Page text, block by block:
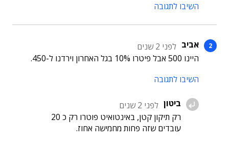
השיבו לתגובה
אביב לפני 2 שנים
היינו 500 אבל פיטרו 10% בגל האחרון וירדנו ל-450.
השיבו לתגובה
ביטון לפני 2 שנים
רק תיקון קטן, באינטואיט פוטרו רק כ 20
עובדים שזה פחות מחמישה אחוז.